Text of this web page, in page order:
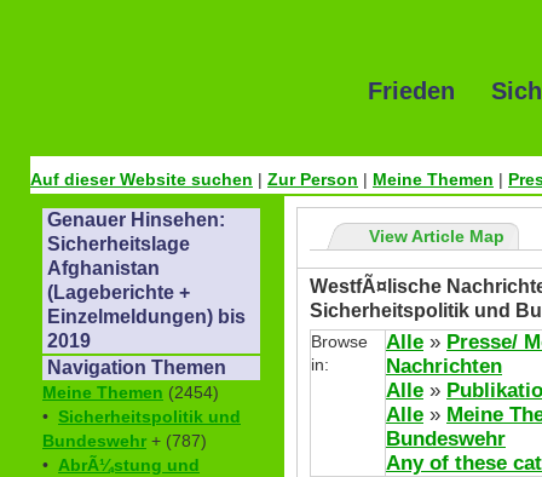
Frieden
Auf dieser Website suchen | Zur Person | Meine Themen |
Genauer Hinsehen:
Sicherheitslage
Afghanistan
(Lageberichte +
Einzelmeldungen) bis
2019
Navigation Themen
Meine Themen (2454)
• Sicherheitspolitik und
Bundeswehr + (787)
• AbrÃ¼stung und
View Article Map
WestfÃ¤lische
Sicherheitspolitik und
Browse
in:
Alle » Presse/
Nachrichten
Alle »
Alle » Meine
Bundeswehr
Any of these